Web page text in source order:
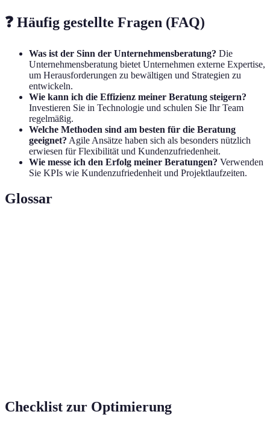
❓ Häufig gestellte Fragen (FAQ)
Was ist der Sinn der Unternehmensberatung? Die
Unternehmensberatung bietet Unternehmen externe Expertise,
um Herausforderungen zu bewältigen und Strategien zu
entwickeln.
Wie kann ich die Effizienz meiner Beratung steigern?
Investieren Sie in Technologie und schulen Sie Ihr Team
regelmäßig.
Welche Methoden sind am besten für die Beratung
geeignet? Agile Ansätze haben sich als besonders nützlich
erwiesen für Flexibilität und Kundenzufriedenheit.
Wie messe ich den Erfolg meiner Beratungen? Verwenden
Sie KPIs wie Kundenzufriedenheit und Projektlaufzeiten.
Glossar
Checklist zur Optimierung